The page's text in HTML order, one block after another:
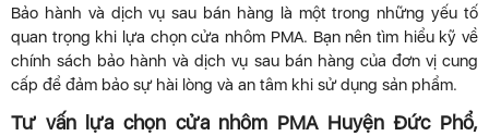
Bảo hành và dịch vụ sau bán hàng là một trong những yếu tố
quan trọng khi lựa chọn cửa nhôm PMA. Bạn nên tìm hiểu kỹ về
chính sách bảo hành và dịch vụ sau bán hàng của đơn vị cung
cấp để đảm bảo sự hài lòng và an tâm khi sử dụng sản phẩm.
Tư vấn lựa chọn cửa nhôm PMA Huyện Đức Phổ,